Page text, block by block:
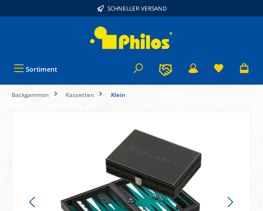
SCHNELLER VERSAND
Sortiment
Backgammon Kassetten Klein